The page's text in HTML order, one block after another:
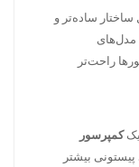
ساختار ساده‌تر و
راحت‌تر
یککمپرسور
بیشتر